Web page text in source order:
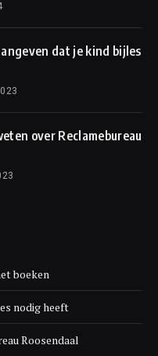
dat je kind bijles
over Reclamebureau
boeken
nodig heeft
Roosendaal